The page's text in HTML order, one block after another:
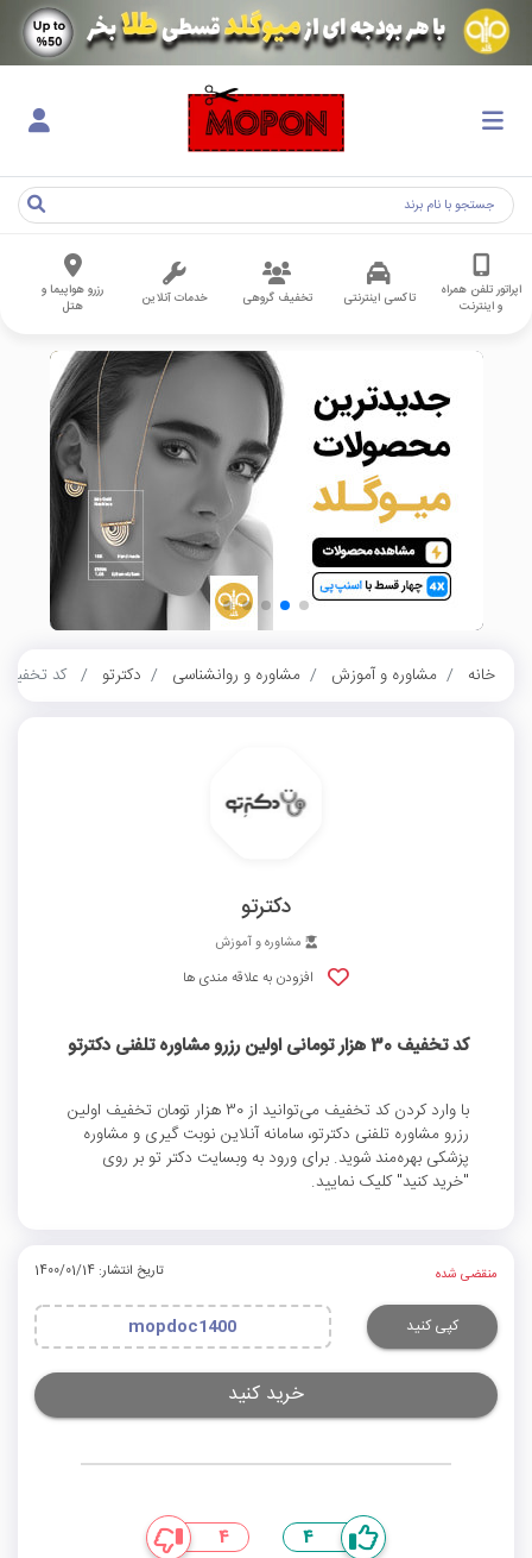
اپراتور تلفن همراه
و اینترنت
تاکسی اینترنتی تخفیف گروهی خدمات آنلاین
رزرو هواپیما و
هتل
خانه مشاوره و آموزش مشاوره و روانشناسی دکترتو کد تخفیف 30 هزار تومانی اولین رزرو مشاوره تلفنی
دکترتو
مشاوره و آموزش
افزودن به علاقه مندی ها
کد تخفیف 30 هزار تومانی اولین رزرو مشاوره تلفنی دکترتو
با وارد کردن کد تخفیف می‌توانید از 30 هزار تومان تخفیف اولین
رزرو مشاوره تلفنی دکترتو، سامانه آنلاین نوبت گیری و مشاوره
پزشکی بهره‌مند شوید. برای ورود به وبسایت دکتر تو بر روی
"خرید کنید" کلیک نمایید.
منقضی شده تاریخ انتشار: 1400/01/14
کپی کنید mopdoc1400
خرید کنید
4
4